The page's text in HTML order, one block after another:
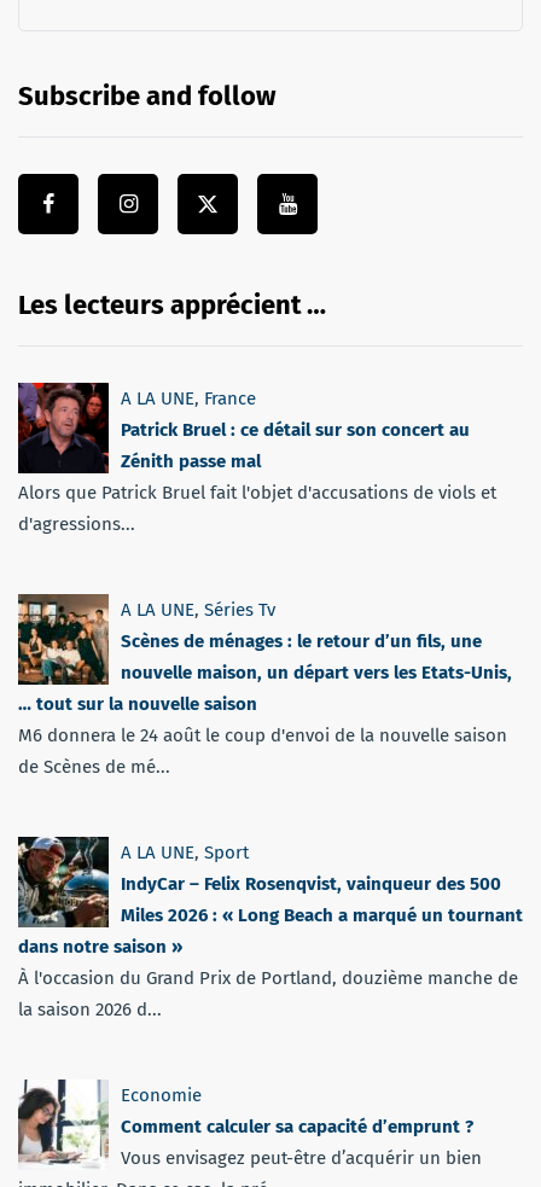
Subscribe and follow
Les lecteurs apprécient …
A LA UNE, France
Patrick Bruel : ce détail sur son concert au
Zénith passe mal
Alors que Patrick Bruel fait l'objet d'accusations de viols et
d'agressions...
A LA UNE, Séries Tv
Scènes de ménages : le retour d’un fils, une
nouvelle maison, un départ vers les Etats-Unis,
… tout sur la nouvelle saison
M6 donnera le 24 août le coup d'envoi de la nouvelle saison
de Scènes de mé...
A LA UNE, Sport
IndyCar – Felix Rosenqvist, vainqueur des 500
Miles 2026 : « Long Beach a marqué un tournant
dans notre saison »
À l'occasion du Grand Prix de Portland, douzième manche de
la saison 2026 d...
Economie
Comment calculer sa capacité d’emprunt ?
Vous envisagez peut-être d’acquérir un bien